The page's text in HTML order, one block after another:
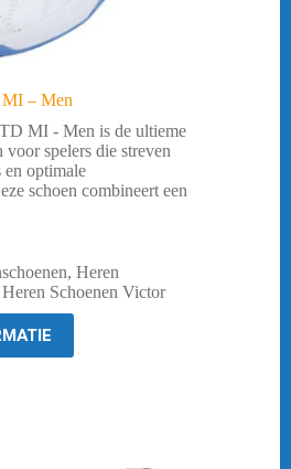
– Men
MI - Men is de ultieme
voor spelers die streven
en optimale
schoen combineert een
, Heren
Heren Schoenen Victor